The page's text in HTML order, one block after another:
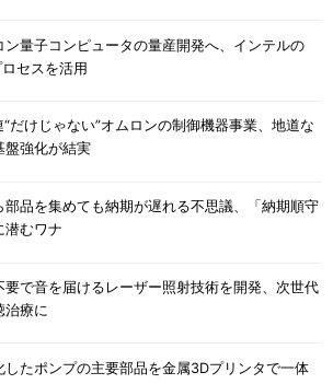
ン量子コンピュータの量産開発へ、インテルの
セスを活用
“だけじゃない”オムロンの制御機器事業、地道な
盤強化が結実
部品を集めても納期が遅れる不思議、「納期順守
潜むワナ
要で音を届けるレーザー照射技術を開発、次世代
治療に
したポンプの主要部品を金属3Dプリンタで一体